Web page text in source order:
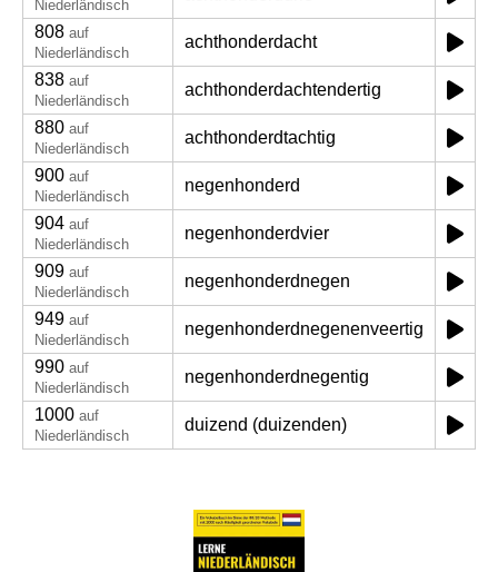
Niederländisch
808 auf
Niederländisch
achthonderdacht
838 auf
Niederländisch
achthonderdachtendertig
880 auf
Niederländisch
achthonderdtachtig
900 auf
Niederländisch
negenhonderd
904 auf
Niederländisch
negenhonderdvier
909 auf
Niederländisch
negenhonderdnegen
949 auf
Niederländisch
negenhonderdnegenenveertig
990 auf
Niederländisch
negenhonderdnegentig
1000 auf
Niederländisch
duizend (duizenden)